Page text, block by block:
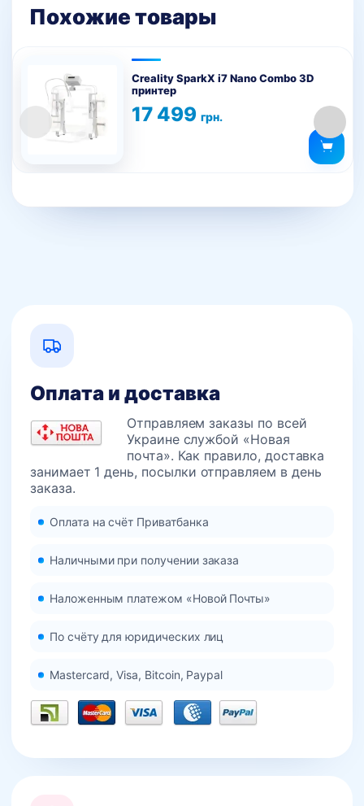
Похожие товары
Creality SparkX i7 Nano Combo 3D
принтер
17 499 грн.
Оплата и доставка
Отправляем заказы по всей
Украине службой «Новая
почта». Как правило, доставка
занимает 1 день, посылки отправляем в день
заказа.
Оплата на счёт Приватбанка
Наличными при получении заказа
Наложенным платежом «Новой Почты»
По счёту для юридических лиц
Mastercard, Visa, Bitcoin, Paypal